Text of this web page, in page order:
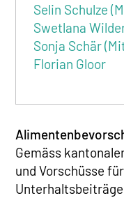
Selin Schulze
Swetlana
Sonja Schär
Florian Gloor
Gemäss
und Vorschüsse für